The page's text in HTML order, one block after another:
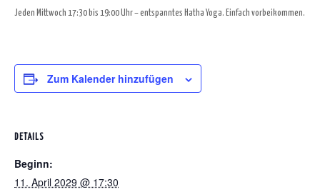
Jeden Mittwoch 17:30 bis 19:00 Uhr – entspanntes Hatha Yoga. Einfach vorbeikommen.
Zum Kalender hinzufügen
DETAILS
Beginn:
11. April 2029 @ 17:30